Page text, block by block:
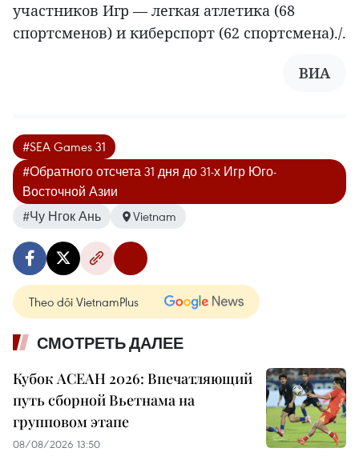
участников Игр — легкая атлетика (68
спортсменов) и киберспорт (62 спортсмена)./.
ВИА
#SEA Games 31
#Обратного отсчета 31 дня до 31-х Игр Юго-
Восточной Азии
#Чу Нгок Ань
Vietnam
Theo dõi VietnamPlus
СМОТРЕТЬ ДАЛЕЕ
Кубок АСЕАН 2026: Впечатляющий
путь сборной Вьетнама на
групповом этапе
08/08/2026 13:50